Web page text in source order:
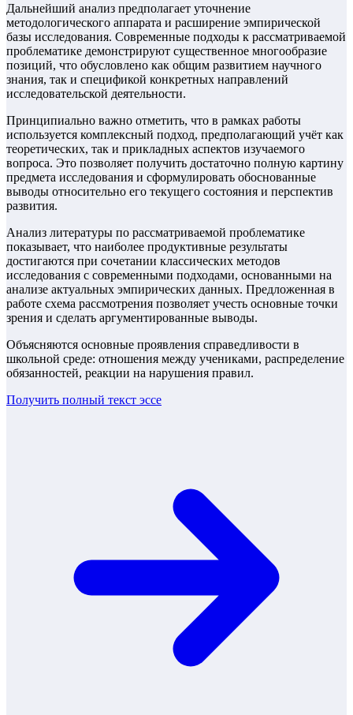
Дальнейший анализ предполагает уточнение
методологического аппарата и расширение эмпирической
базы исследования. Современные подходы к рассматриваемой
проблематике демонстрируют существенное многообразие
позиций, что обусловлено как общим развитием научного
знания, так и спецификой конкретных направлений
исследовательской деятельности.
Принципиально важно отметить, что в рамках работы
используется комплексный подход, предполагающий учёт как
теоретических, так и прикладных аспектов изучаемого
вопроса. Это позволяет получить достаточно полную картину
предмета исследования и сформулировать обоснованные
выводы относительно его текущего состояния и перспектив
развития.
Анализ литературы по рассматриваемой проблематике
показывает, что наиболее продуктивные результаты
достигаются при сочетании классических методов
исследования с современными подходами, основанными на
анализе актуальных эмпирических данных. Предложенная в
работе схема рассмотрения позволяет учесть основные точки
зрения и сделать аргументированные выводы.
Объясняются основные проявления справедливости в
школьной среде: отношения между учениками, распределение
обязанностей, реакции на нарушения правил.
Получить полный текст эссе